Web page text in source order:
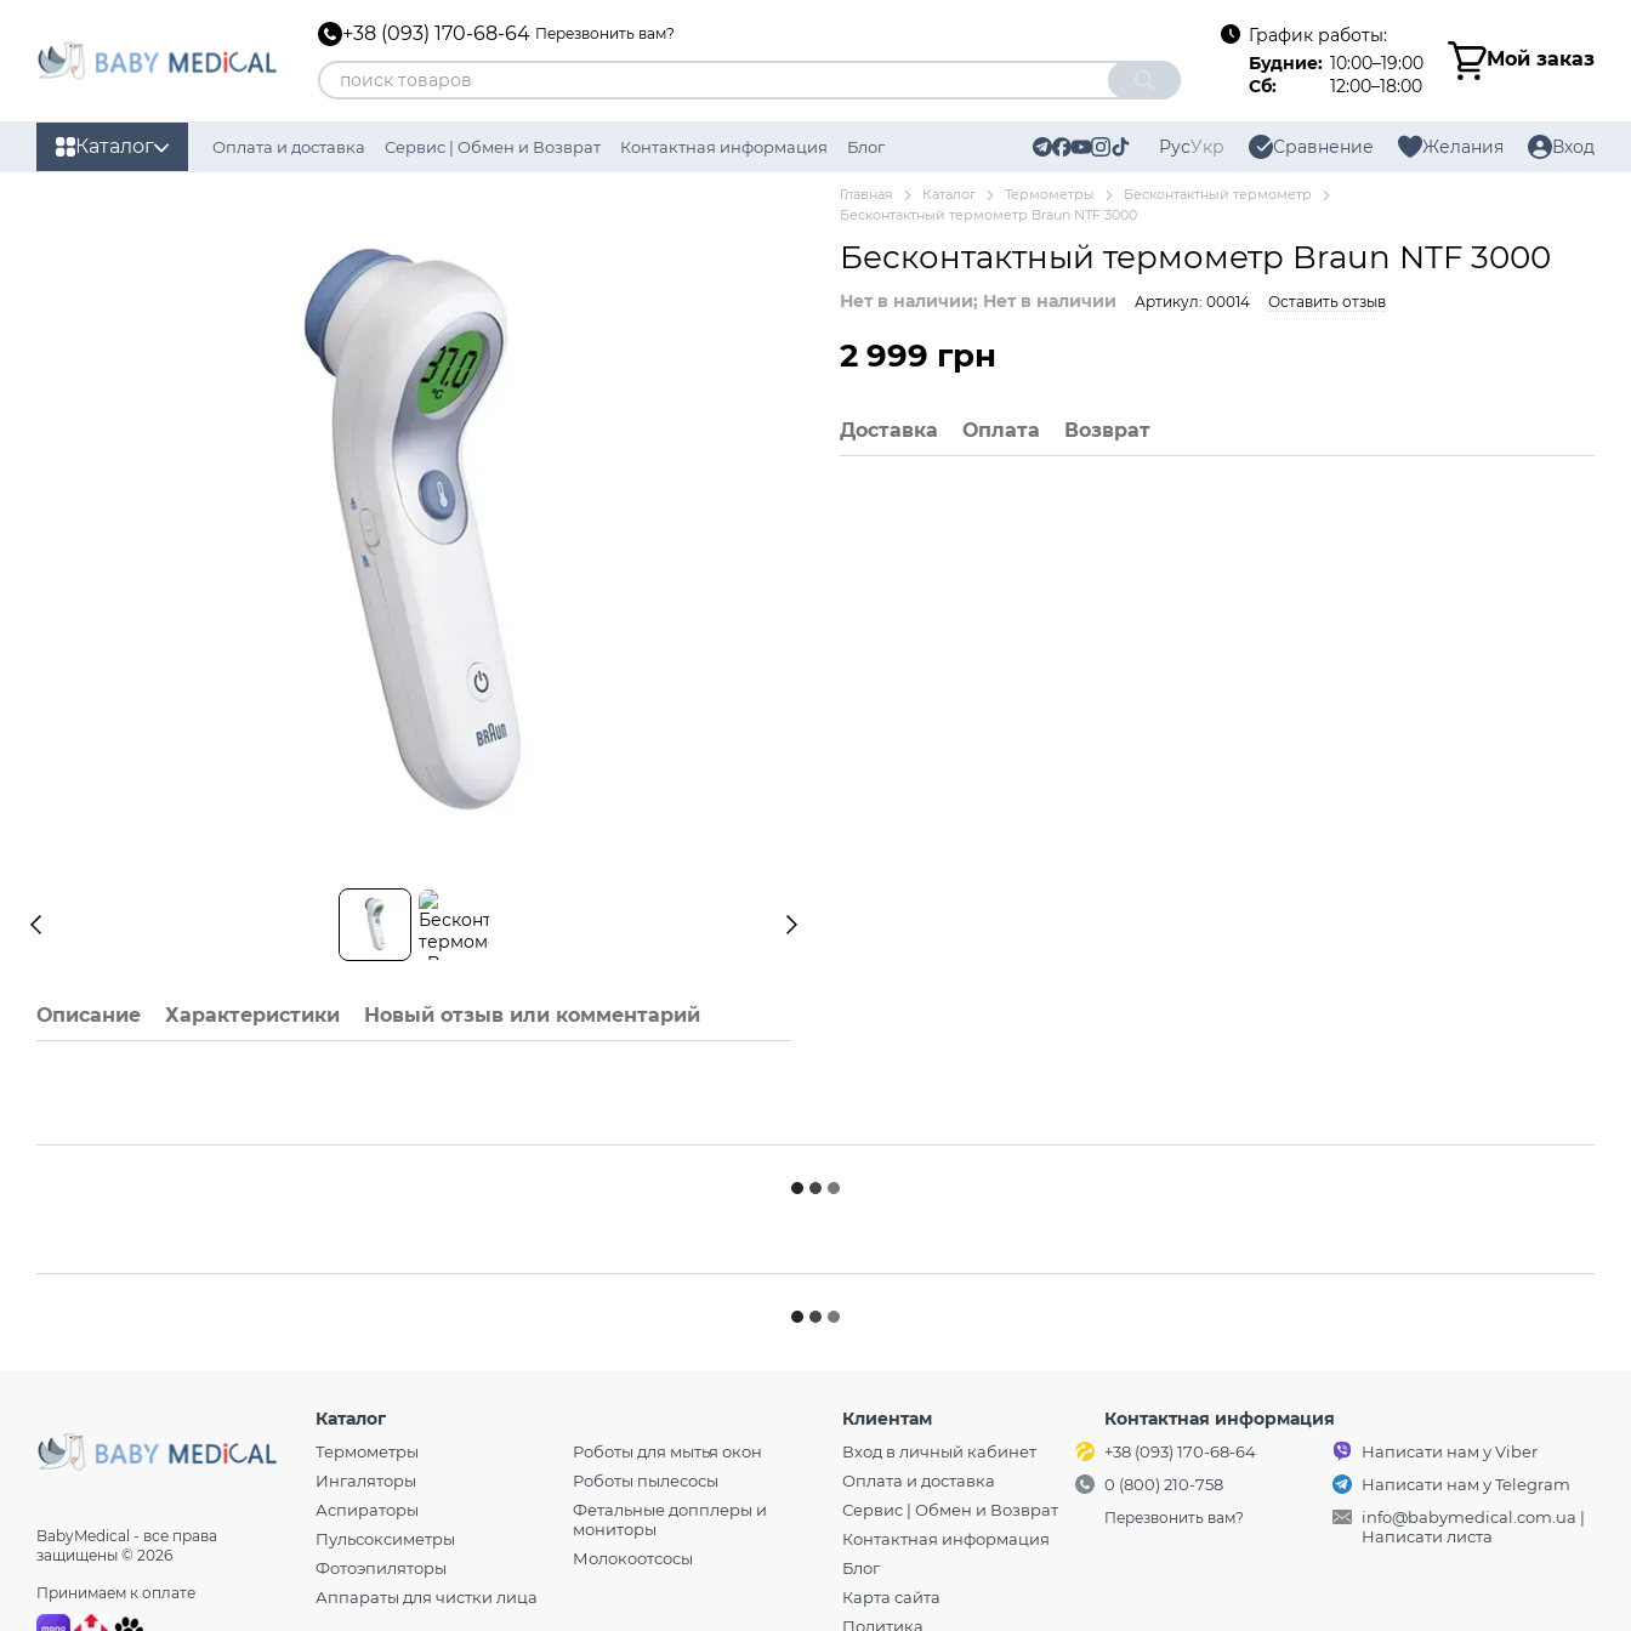
+38 (093) 170-68-64 Перезвонить вам?
График работы:
Будние: 10:00–19:00
Сб:
12:00–18:00
Мой заказ
Каталог Оплата и доставка Сервис | Обмен и Возврат Контактная информация
Блог
РусУкр Сравнение Желания Вход
Описание Характеристики Новый отзыв или комментарий
Главная Каталог Термометры
Бесконтактный термометр
Бесконтактный термометр Braun NTF 3000
Бесконтактный термометр Braun NTF 3000
Нет в наличии; Нет в наличии Артикул: 00014 Оставить отзыв
2 999 грн
Доставка Оплата Возврат
BabyMedical - все права
защищены © 2026
Принимаем к оплате
Каталог
Термометры
Ингаляторы
Аспираторы
Пульсоксиметры
Фотоэпиляторы
Аппараты для чистки лица
Роботы для мытья окон
Роботы пылесосы
Фетальные допплеры и
мониторы
Молокоотсосы
Клиентам
Вход в личный кабинет
Оплата и доставка
Сервис | Обмен и Возврат
Контактная информация
Блог
Карта сайта
Политика
Контактная информация
+38 (093) 170-68-64
0 (800) 210-758
Перезвонить вам?
Написати нам у Viber
Написати нам у Telegram
info@babymedical.com.ua |
Написати листа